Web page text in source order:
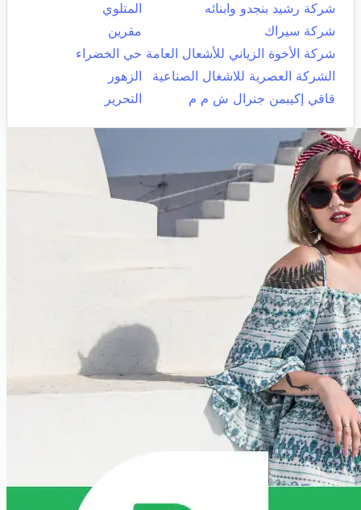
شركة رشيد بنجدو وابنائه
المتلوي
شركة سيراك
مقرين
شركة الأخوة الزياني للأشعال العامة حي الخضراء
الشركة العصرية للاشغال الصناعية
الزهور
قاقي إكيبمن جنرال ش م م
التحرير